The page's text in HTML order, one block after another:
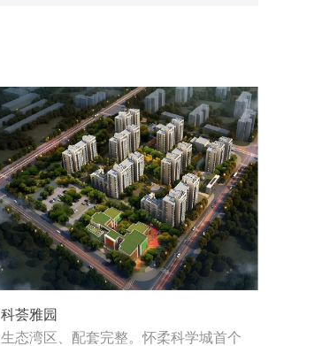
科荟雅园
生态湾区、配套完整。怀柔科学城首个